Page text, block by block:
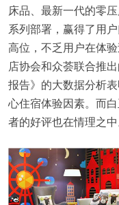
床品、最新一代的零
系列部署，赢得了用
高位，不乏用户在体
店协会和众荟联合推
报告》的大数据分析
心住宿体验因素。而
者的好评也在情理之中